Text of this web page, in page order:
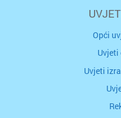
Opći
Uvjeti